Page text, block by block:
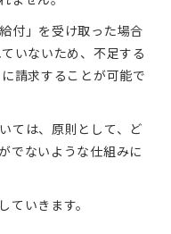
付」を受け取った場合
いないため、不足する
請求することが可能で
ては、原則として、ど
でないような仕組みに
ていきます。